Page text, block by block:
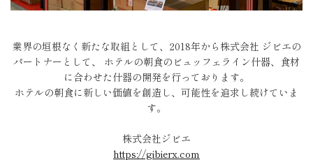
業界の垣根なく新たな取組として、2018年から株式会社 ジビエの
パートナーとして、
ホテルの朝食のビュッフェライン什器、食材
に合わせた什器の開発を行っております。
ホテルの朝食に新しい価値を創造し、可能性を追求し続けていま
す。
株式会社ジビエ
https://gibierx.com